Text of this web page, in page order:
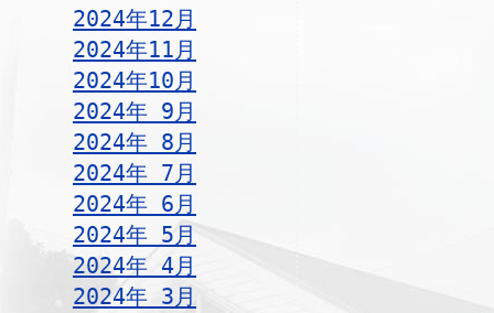
2024年12月
2024年11月
2024年10月
2024年 9月
2024年 8月
2024年 7月
2024年 6月
2024年 5月
2024年 4月
2024年 3月